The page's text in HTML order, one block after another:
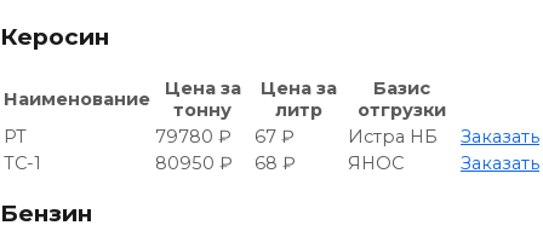
Керосин
Наименование
Цена за
тонну
Цена за
литр
Базис
отгрузки
РТ
79780 ₽ 67 ₽ Истра НБ
Заказать
ТС-1
80950 ₽ 68 ₽ ЯНОС Заказать
Бензин